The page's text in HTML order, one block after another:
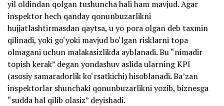
yil oldindan qolgan tushuncha hali ham mavjud. Agar
inspektor hech qanday qonunbuzarlikni
hujjatlashtirmasdan qaytsa, u yo pora olgan deb taxmin
qilinadi, yoki go‘yoki mavjud bo‘lgan risklarni topa
olmagani uchun malakasizlikda ayblanadi. Bu “nimadir
topish kerak” degan yondashuv aslida ularning KPI
(asosiy samaradorlik ko‘rsatkichi) hisoblanadi. Ba’zan
inspektorlar shunchaki qonunbuzarlikni yozib, biznesga
“sudda hal qilib olasiz” deyishadi.